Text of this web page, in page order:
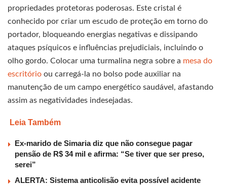
propriedades protetoras poderosas. Este cristal é
conhecido por criar um escudo de proteção em torno do
portador, bloqueando energias negativas e dissipando
ataques psíquicos e influências prejudiciais, incluindo o
olho gordo. Colocar uma turmalina negra sobre a mesa do
escritório ou carregá-la no bolso pode auxiliar na
manutenção de um campo energético saudável, afastando
assim as negatividades indesejadas.
Leia Também
Ex-marido de Simaria diz que não consegue pagar
pensão de R$ 34 mil e afirma: “Se tiver que ser preso,
serei”
ALERTA: Sistema anticolisão evita possível acidente